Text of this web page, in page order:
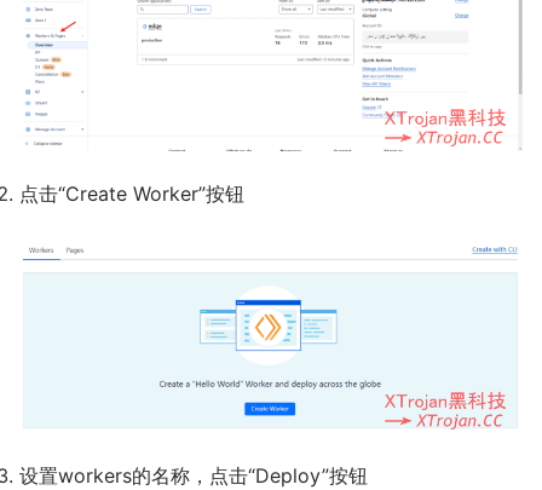
点击“Create Worker”按钮
设置workers的名称，点击“Deploy”按钮